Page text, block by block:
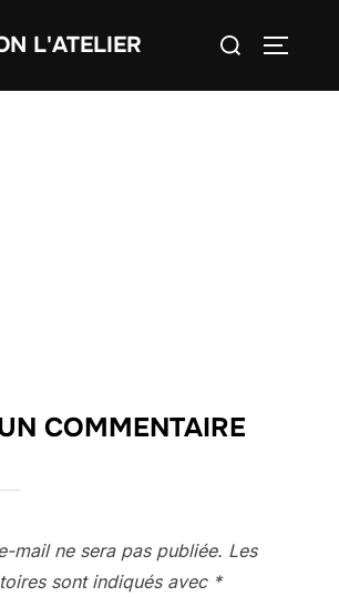
L'ATELIER Rechercher :
COMMENTAIRE
mail ne sera pas publiée. Les
sont indiqués avec *